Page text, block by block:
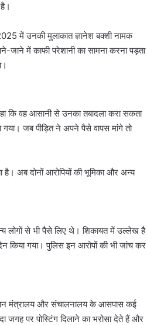
2025 में उनकी मुलाकात ज्ञानेश बक्शी नामक
जाने में काफी परेशानी का सामना करना पड़ता
कि वह आसानी से उनका तबादला करा सकता
जब पीड़ित ने अपने पैसे वापस मांगे तो
अब दोनों आरोपियों की भूमिका और अन्य
लोगों से भी पैसे लिए थे। शिकायत में उल्लेख है
किया गया। पुलिस इन आरोपों की भी जांच कर
मंत्रालय और संचालनालय के आसपास कई
जगह पर पोस्टिंग दिलाने का भरोसा देते हैं और